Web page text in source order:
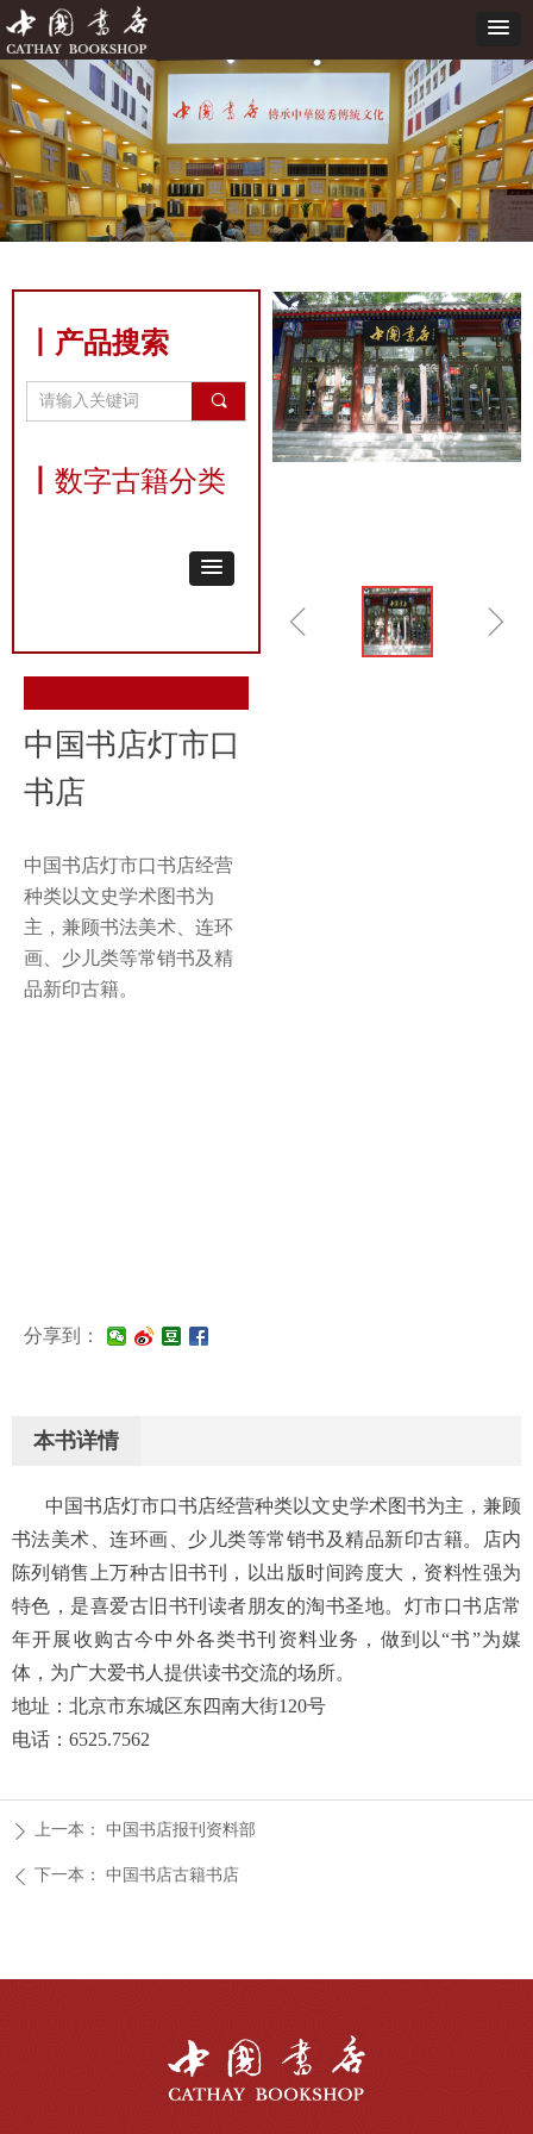
ꁆ ꁇ
中国书店灯市口
书店
中国书店灯市口书店经营
种类以文史学术图书为
主，兼顾书法美术、连环
画、少儿类等常销书及精
品新印古籍。
分享到：
ꄴ 下一本： 中国书店古籍书店
ꄲ 上一本： 中国书店报刊资料部
本书详情
中国书店灯市口书店经营种类以文史学术图书为主，兼顾
书法美术、连环画、少儿类等常销书及精品新印古籍。店内
陈列销售上万种古旧书刊，以出版时间跨度大，资料性强为
特色，是喜爱古旧书刊读者朋友的淘书圣地。灯市口书店常
年开展收购古今中外各类书刊资料业务，做到以“书”为媒
体，为广大爱书人提供读书交流的场所。
地址：北京市东城区东四南大街120号
电话：6525.7562
丨产品搜索
끠
数字古籍分类